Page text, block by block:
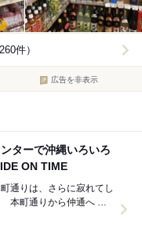
件）
広告を非表示
ターで沖縄いろいろ
ON TIME